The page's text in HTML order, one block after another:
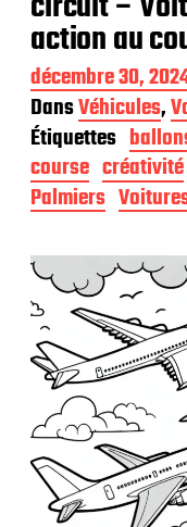
action au
D
a
t
e
d
e
p
b
l
i
c
a
t
n
décembre 30,
DansVéhicules,
Étiquettes
course créativité
Palmiers